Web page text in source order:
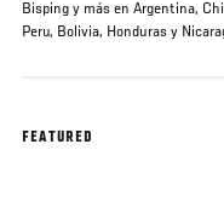
Bisping y más en Argentina,
Peru, Bolivia, Honduras y
FEATURED